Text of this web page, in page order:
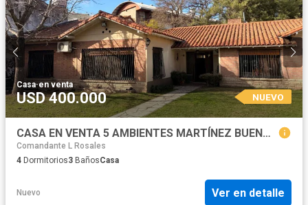
Casa·en venta
USD 400.000 NUEVO
CASA EN VENTA 5 AMBIENTES MARTÍNEZ BUENOS AIRES -
Comandante L Rosales
4 Dormitorios3 BañosCasa
Nuevo Ver en detalle